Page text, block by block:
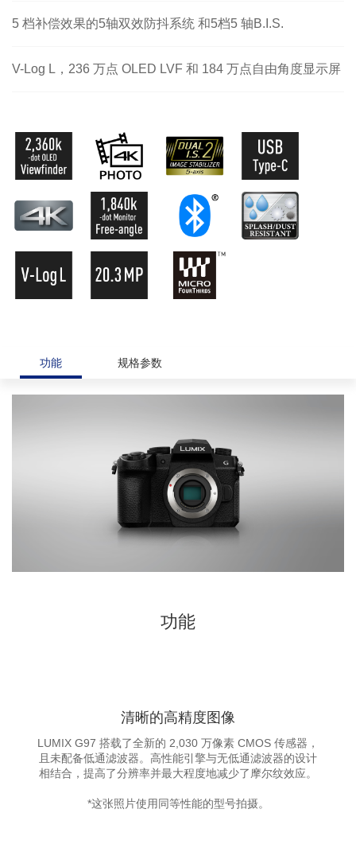
5 档补偿效果的5轴双效防抖系统 和5档5 轴B.I.S.
V-Log L，236 万点 OLED LVF 和 184 万点自由角度显示屏
功能 规格参数
功能
清晰的高精度图像
LUMIX G97 搭载了全新的 2,030 万像素 CMOS 传感器，
且未配备低通滤波器。高性能引擎与无低通滤波器的设计
相结合，提高了分辨率并最大程度地减少了摩尔纹效应。
*这张照片使用同等性能的型号拍摄。